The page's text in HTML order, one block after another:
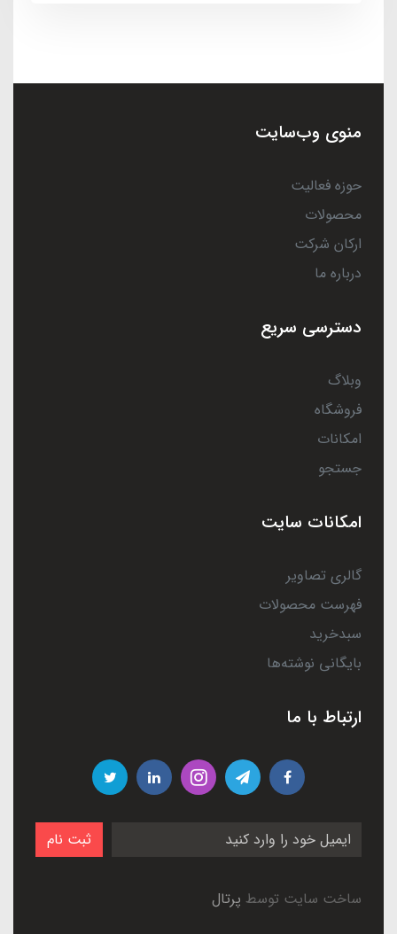
منوی وب‌سایت
حوزه فعالیت
محصولات
ارکان شرکت
درباره ما
دسترسی سریع
وبلاگ
فروشگاه
امکانات
جستجو
امکانات سایت
گالری تصاویر
فهرست محصولات
سبدخرید
بایگانی نوشته‌ها
ارتباط با ما
ثبت نام
ساخت سایت توسط پرتال